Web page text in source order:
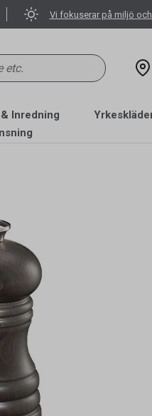
Vi fokuserar på miljö
Inredning